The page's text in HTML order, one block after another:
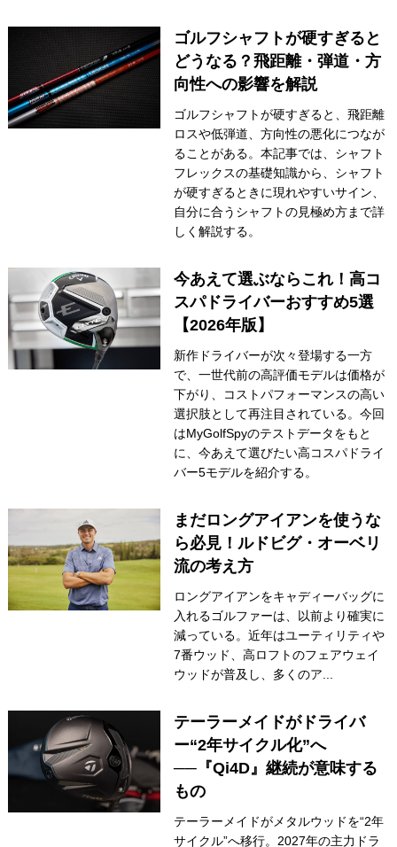
ゴルフシャフトが硬すぎると
どうなる？飛距離・弾道・方
向性への影響を解説
ゴルフシャフトが硬すぎると、飛距離
ロスや低弾道、方向性の悪化につなが
ることがある。本記事では、シャフト
フレックスの基礎知識から、シャフト
が硬すぎるときに現れやすいサイン、
自分に合うシャフトの見極め方まで詳
しく解説する。
今あえて選ぶならこれ！高コ
スパドライバーおすすめ5選
【2026年版】
新作ドライバーが次々登場する一方
で、一世代前の高評価モデルは価格が
下がり、コストパフォーマンスの高い
選択肢として再注目されている。今回
はMyGolfSpyのテストデータをもと
に、今あえて選びたい高コスパドライ
バー5モデルを紹介する。
まだロングアイアンを使うな
ら必見！ルドビグ・オーベリ
流の考え方
ロングアイアンをキャディーバッグに
入れるゴルファーは、以前より確実に
減っている。近年はユーティリティや
7番ウッド、高ロフトのフェアウェイ
ウッドが普及し、多くのア...
テーラーメイドがドライバ
ー“2年サイクル化”へ
──『Qi4D』継続が意味する
もの
テーラーメイドがメタルウッドを“2年
サイクル”へ移行。2027年の主力ドラ